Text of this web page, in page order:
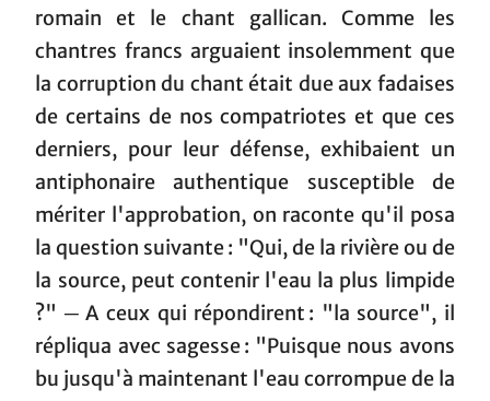
romain et le chant gallican. Comme les
chantres francs arguaient insolemment que
la corruption du chant était due aux fadaises
de certains de nos compatriotes et que ces
derniers, pour leur défense, exhibaient un
antiphonaire authentique susceptible de
mériter l'approbation, on raconte qu'il posa
la question suivante : "Qui, de la rivière ou de
la source, peut contenir l'eau la plus limpide
?" ─ A ceux qui répondirent : "la source", il
répliqua avec sagesse : "Puisque nous avons
bu jusqu'à maintenant l'eau corrompue de la